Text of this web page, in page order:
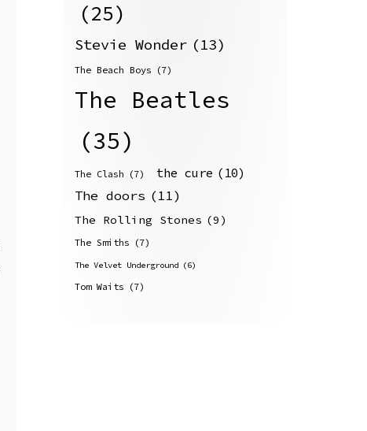
(25)
Stevie Wonder (13)
The Beach Boys (7)
The Beatles
(35)
The Clash (7) the cure (10)
The doors (11)
The Rolling Stones (9)
The Smiths (7)
The Velvet Underground (6)
Tom Waits (7)